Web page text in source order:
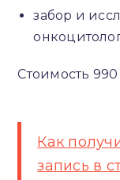
забор и
Стоимость
Как
запись в